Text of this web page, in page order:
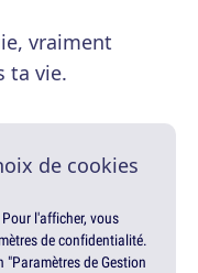
vraiment
ta vie.
de cookies
l'afficher, vous
de confidentialité.
de Gestion